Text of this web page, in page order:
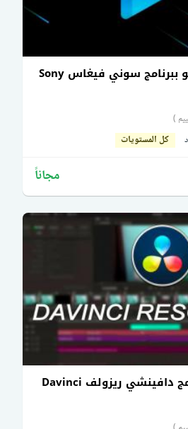
تعلم مونتاج الفيديو ببرنامج سوني فيغاس Sony
كل المستويات
مجاناً
تعلم المونتاج ببرنامج دافينشي ريزولف Davinci